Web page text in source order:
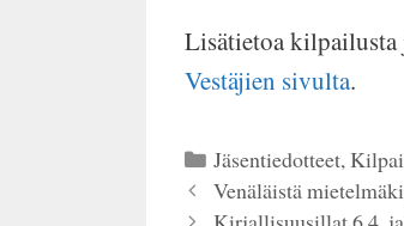
Lisätietoa kilpailusta
Vestäjien sivulta.
Kategoriat
Jäsentiedotteet,
Venäläistä